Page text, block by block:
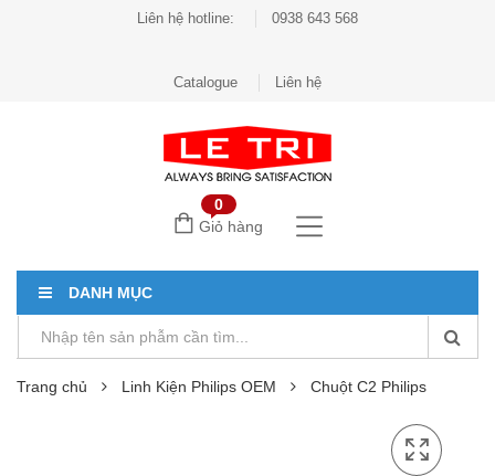
Liên hệ hotline: 0938 643 568
Catalogue Liên hệ
0
Giỏ hàng
DANH MỤC
Trang chủ Linh Kiện Philips OEM Chuột C2 Philips